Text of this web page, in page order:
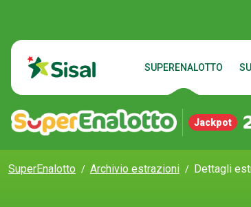
SUPERENALOTTO
Jackpot
SuperEnalotto Archivio estrazioni Dettagli